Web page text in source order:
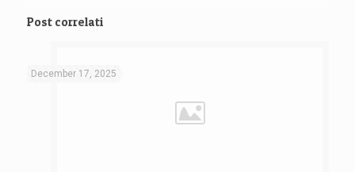
Post correlati
December 17, 2025